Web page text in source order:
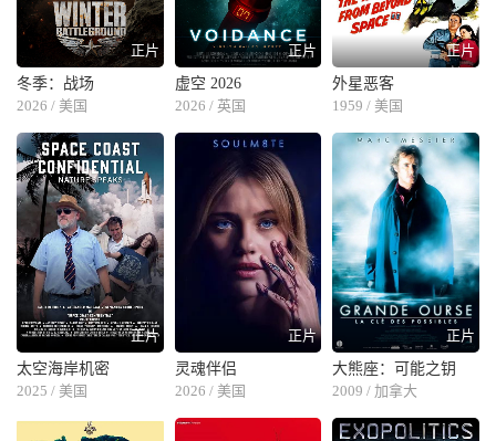
正片
冬季：战场
2026 / 美国
正片
虚空 2026
2026 / 英国
正片
外星恶客
1959 / 美国
正片
太空海岸机密
2025 / 美国
正片
灵魂伴侣
2026 / 美国
正片
大熊座：可能之钥
2009 / 加拿大